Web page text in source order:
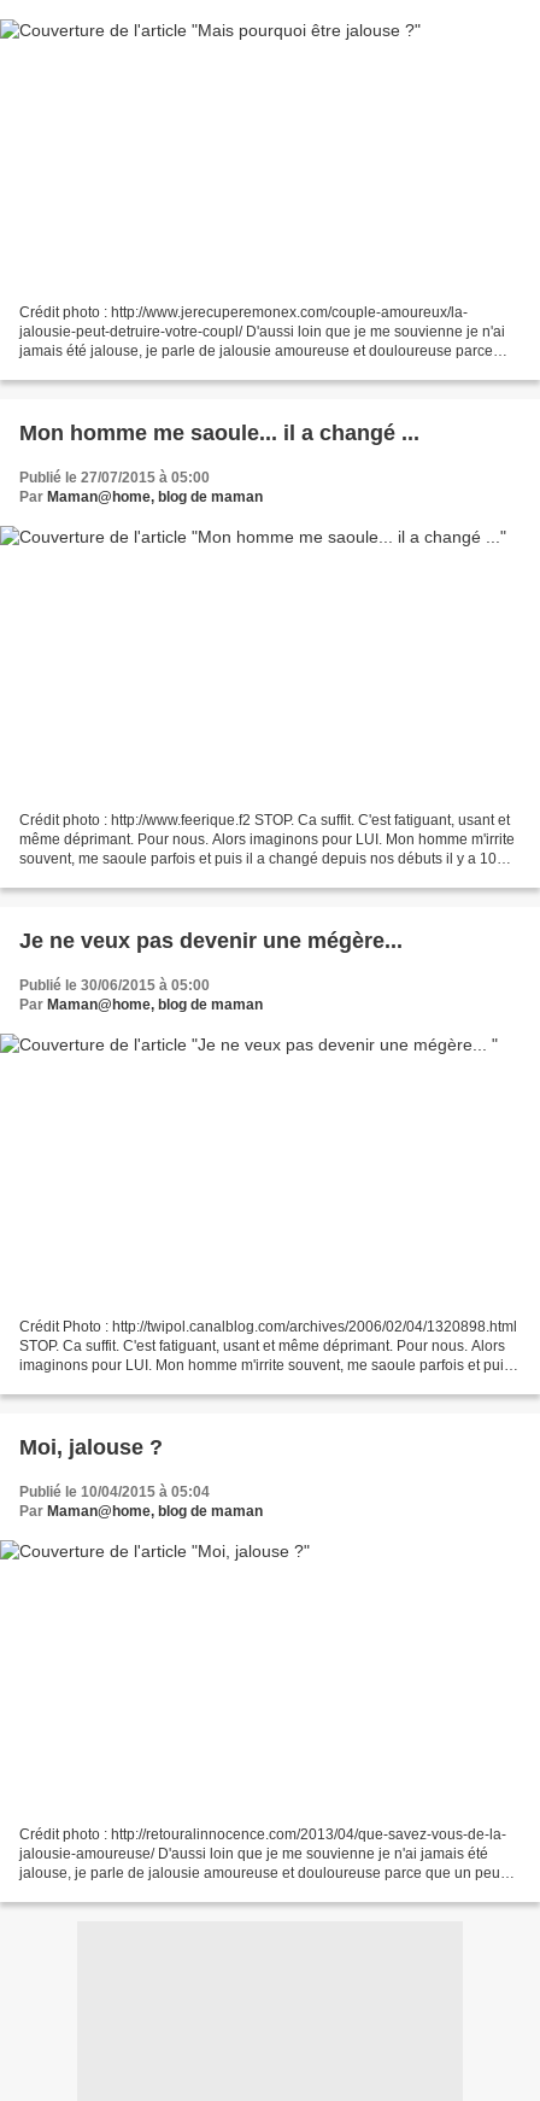
Crédit photo : http://www.jerecuperemonex.com/couple-amoureux/la-
jalousie-peut-detruire-votre-coupl/ D'aussi loin que je me souvienne je n'ai
jamais été jalouse, je parle de jalousie amoureuse et douloureuse parce
Mon homme me saoule... il a changé ...
Publié le 27/07/2015 à 05:00
Par Maman@home, blog de maman
Crédit photo : http://www.feerique.f2 STOP. Ca suffit. C'est fatiguant, usant et
même déprimant. Pour nous. Alors imaginons pour LUI. Mon homme m'irrite
souvent, me saoule parfois et puis il a changé depuis nos débuts il y a 10
Je ne veux pas devenir une mégère...
Publié le 30/06/2015 à 05:00
Par Maman@home, blog de maman
Crédit Photo : http://twipol.canalblog.com/archives/2006/02/04/1320898.html
STOP. Ca suffit. C'est fatiguant, usant et même déprimant. Pour nous. Alors
imaginons pour LUI. Mon homme m'irrite souvent, me saoule parfois et puis
Moi, jalouse ?
Publié le 10/04/2015 à 05:04
Par Maman@home, blog de maman
Crédit photo : http://retouralinnocence.com/2013/04/que-savez-vous-de-la-
jalousie-amoureuse/ D'aussi loin que je me souvienne je n'ai jamais été
jalouse, je parle de jalousie amoureuse et douloureuse parce que un peu